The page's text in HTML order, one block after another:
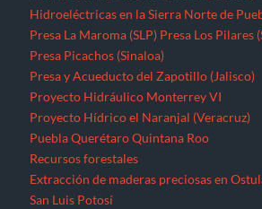
capitalista”
Sinaloa SonoraTabasco Tamaulipas
VeracruzViolencia contra periodistas
Zonas de Desarrollo Económico y Social
México
Zonas Económicas Especiales
¿Qué es un
Corredor
Funciona gracias a WordPress